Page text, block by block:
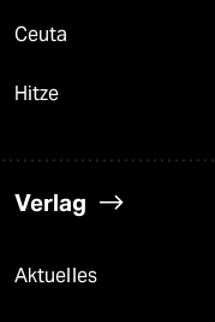
Ceuta
Hitze
Verlag
Aktuelles